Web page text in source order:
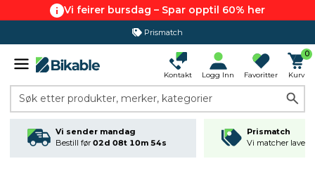
Vi feirer bursdag – Spar opptil 60% her
Prismatch
Kontakt Logg Inn Favoritter
0
Kurv
Søk etter produkter, merker, kategorier
Vi sender mandag
Bestill før 02d 08t 10m 54s
Prismatch
Vi matcher